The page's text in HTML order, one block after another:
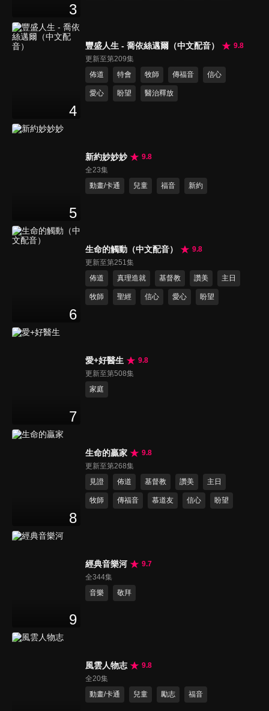
3
4
豐盛人生 - 喬依絲邁爾（中文配音）
9.8
更新至第209集
佈道
特會 牧師 傳福音 信心
愛心 盼望 醫治釋放
5
新約妙妙妙
9.8
全23集
動畫/卡通
兒童 福音 新約
6
生命的觸動（中文配音）
9.8
更新至第251集
佈道
真理造就 基督教 讚美 主日
牧師 聖經 信心 愛心 盼望
7
愛+好醫生
9.8
更新至第508集
家庭
8
生命的贏家
9.8
更新至第268集
見證
佈道 基督教 讚美 主日
牧師 傳福音 慕道友 信心 盼望
9
經典音樂河
9.7
全344集
音樂
敬拜
風雲人物志
9.8
全20集
動畫/卡通
兒童 勵志 福音